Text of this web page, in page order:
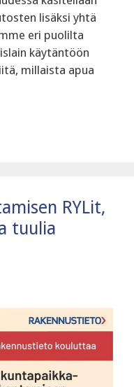
lisäksi yhtä
eri puolilta
käytäntöön
millaista apua
RYLit,
tuulia